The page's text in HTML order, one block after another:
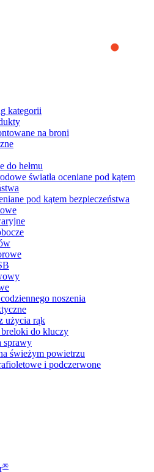
provide you the best experience
browse this website, you accept
analyze how the website is used and
To learn more or to find out how
access our
kategorii
na broni
do hełmu
światła oceniane pod kątem
pod kątem bezpieczeństwa
noszenia
użycia rąk
do kluczy
sprawy
świeżym powietrzu
i podczerwone
®